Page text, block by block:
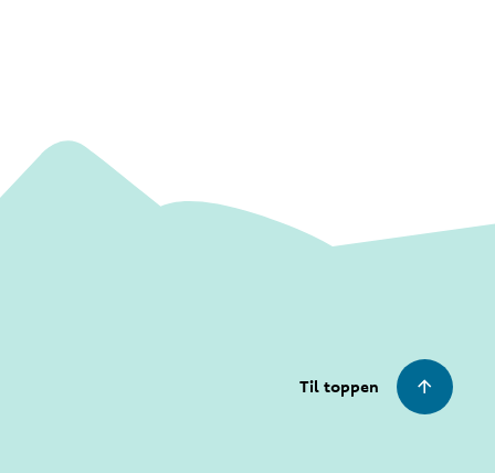
Til toppen